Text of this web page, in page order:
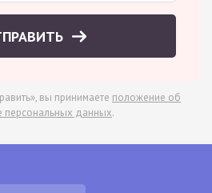
вы принимаете положение об
персональных данных.